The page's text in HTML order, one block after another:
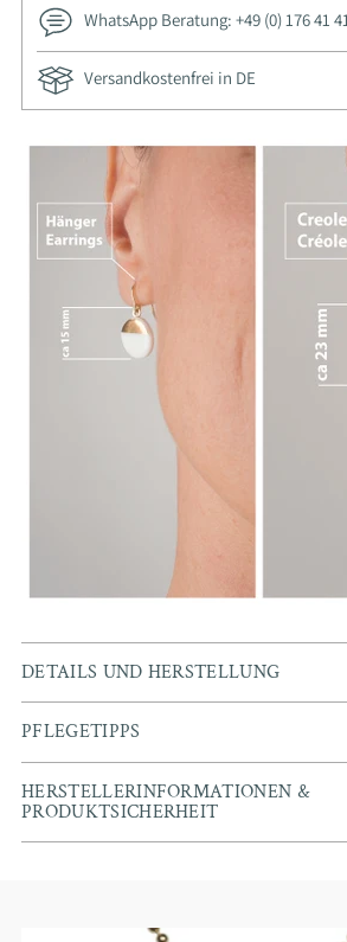
WhatsApp Beratung: +49 (0) 176 41
Versandkostenfrei in DE
Adding
to
your
DETAILS UND HERSTELLUNG
PFLEGETIPPS
HERSTELLERINFORMATIONEN &
PRODUKTSICHERHEIT